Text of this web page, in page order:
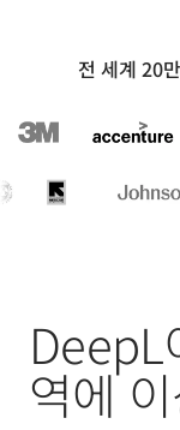
전 세계 20
DeepL
역에